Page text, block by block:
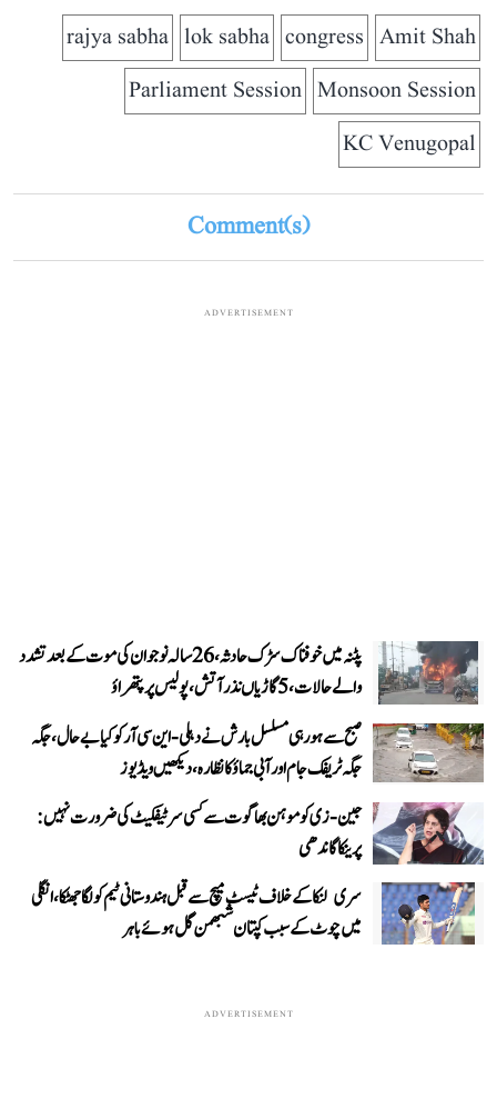
Amit Shah
congress
lok sabha
rajya sabha
Monsoon Session
Parliament Session
KC Venugopal
Comment(s)
ADVERTISEMENT
پٹنہ میں خوفناک سڑک حادثہ، 26 سالہ نوجوان کی موت کے بعد تشدد
والے حالات، 5 گاڑیاں نذر آتش، پولیس پر پتھراؤ
صبح سے ہو رہی مسلسل بارش نے دہلی-این سی آر کو کیا بے حال، جگہ
جگہ ٹریفک جام اور آبی جماؤ کا نظارہ، دیکھیں ویڈیوز
جین-زی کو موہن بھاگوت سے کسی سرٹیفکیٹ کی ضرورت نہیں:
پرینکا گاندھی
سری لنکا کے خلاف ٹیسٹ میچ سے قبل ہندوستانی ٹیم کو لگا جھٹکا، انگلی
میں چوٹ کے سبب کپتان شبھمن گل ہوئے باہر
ADVERTISEMENT